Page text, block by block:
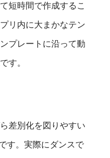
短時間で作成するこ
リ内に大まかなテン
プレートに沿って動
す。
差別化を図りやすい
す。実際にダンスで